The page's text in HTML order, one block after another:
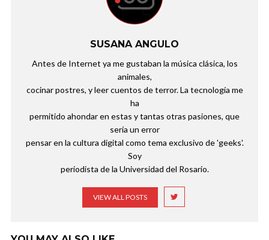
SUSANA ANGULO
Antes de Internet ya me gustaban la música clásica, los
animales,
cocinar postres, y leer cuentos de terror. La tecnología me
ha
permitido ahondar en estas y tantas otras pasiones, que
sería un error
pensar en la cultura digital como tema exclusivo de 'geeks'.
Soy
periodista de la Universidad del Rosario.
VIEW ALL POSTS